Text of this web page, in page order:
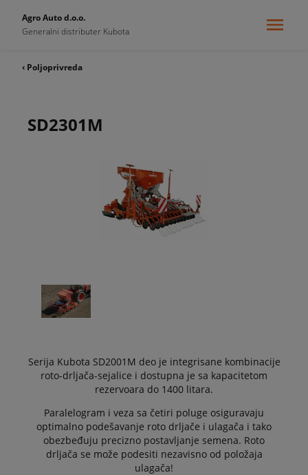
Agro Auto d.o.o.
Generalni distributer Kubota
‹ Poljoprivreda
SD2301M
Serija Kubota SD2001M deo je integrisane kombinacije
roto-drljača-sejalice i dostupna je sa kapacitetom
rezervoara do 1400 litara.
Paralelogram i veza sa četiri poluge osiguravaju
optimalno podešavanje roto drljače i ulagača i tako
obezbeđuju precizno postavljanje semena. Roto
drljača se može podesiti nezavisno od položaja
ulagača!